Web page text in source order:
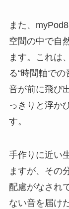
また、
空間の中で自
ます。これは
る“時間軸での
音が前に飛び
っきりと浮か
す。
手作りに近い
ますが、その
配慮がなされ
ない音を届け